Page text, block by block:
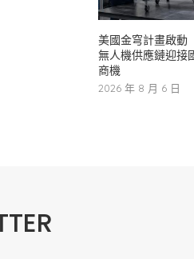
美國金穹計畫啟
無人機供應鏈迎接
商機
2026 年 8 月 6 日